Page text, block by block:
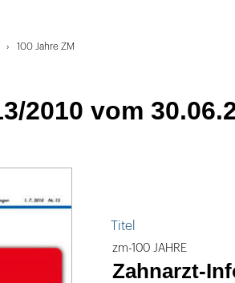
100 Jahre ZM
2010 vom
Titel
zm-100 JAHRE
Zahnarzt-